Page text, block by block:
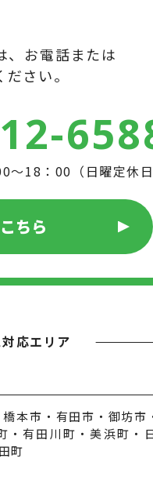
、お電話または
さい。
～18：00（日曜定休日
ちら
応エリア
本市・有田市・御坊市
有田川町・美浜町・
町